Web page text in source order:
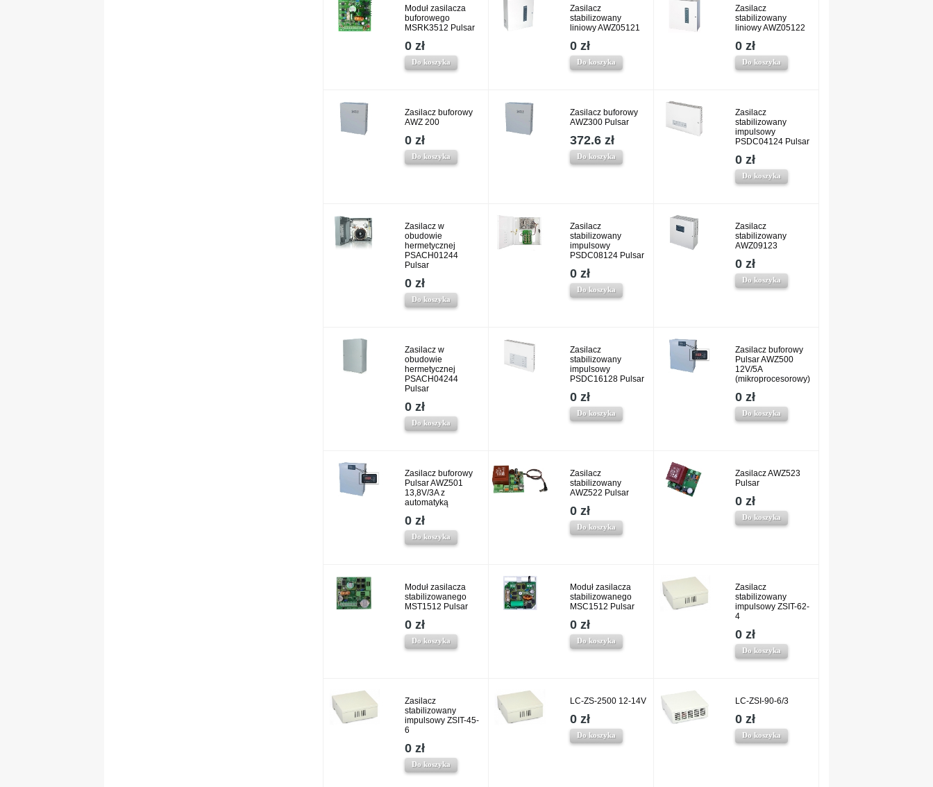
Moduł zasilacza
buforowego
MSRK3512 Pulsar
0 zł
Do koszyka
Zasilacz
stabilizowany
liniowy AWZ05121
0 zł
Do koszyka
Zasilacz
stabilizowany
liniowy AWZ05122
0 zł
Do koszyka
Zasilacz buforowy
AWZ 200
0 zł
Do koszyka
Zasilacz buforowy
AWZ300 Pulsar
372.6 zł
Do koszyka
Zasilacz
stabilizowany
impulsowy
PSDC04124 Pulsar
0 zł
Do koszyka
Zasilacz w
obudowie
hermetycznej
PSACH01244
Pulsar
0 zł
Do koszyka
Zasilacz
stabilizowany
impulsowy
PSDC08124 Pulsar
0 zł
Do koszyka
Zasilacz
stabilizowany
AWZ09123
0 zł
Do koszyka
Zasilacz w
obudowie
hermetycznej
PSACH04244
Pulsar
0 zł
Do koszyka
Zasilacz
stabilizowany
impulsowy
PSDC16128 Pulsar
0 zł
Do koszyka
Zasilacz buforowy
Pulsar AWZ500
12V/5A
(mikroprocesorowy)
0 zł
Do koszyka
Zasilacz buforowy
Pulsar AWZ501
13,8V/3A z
automatyką
0 zł
Do koszyka
Zasilacz
stabilizowany
AWZ522 Pulsar
0 zł
Do koszyka
Zasilacz AWZ523
Pulsar
0 zł
Do koszyka
Moduł zasilacza
stabilizowanego
MST1512 Pulsar
0 zł
Do koszyka
Moduł zasilacza
stabilizowanego
MSC1512 Pulsar
0 zł
Do koszyka
Zasilacz
stabilizowany
impulsowy ZSIT-62-
4
0 zł
Do koszyka
Zasilacz
stabilizowany
impulsowy ZSIT-45-
6
0 zł
Do koszyka
LC-ZS-2500 12-14V
0 zł
Do koszyka
LC-ZSI-90-6/3
0 zł
Do koszyka